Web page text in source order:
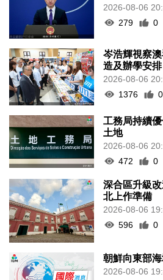
2026-08-06
279
0
岑浩輝視察
造及辦學安排
2026-08-06
1376
0
工務局持續
土地
2026-08-06
472
0
深合區升級
北上作準備
2026-08-06
596
0
朝鮮向東部
2026-08-06